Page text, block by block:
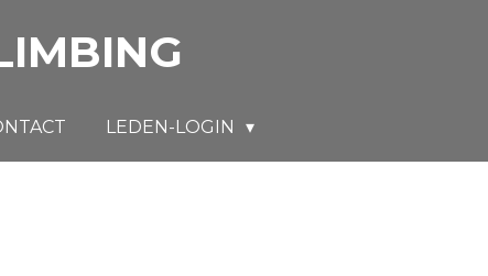
LEDEN-LOGIN